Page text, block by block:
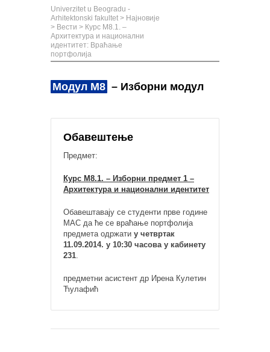
Univerzitet u Beogradu -
Arhitektonski fakultet > Најновије
> Вести > Курс М8.1. –
Архитектура и национални
идентитет: Враћање
портфолија
Модул М8 – Изборни модул
Обавештење
Предмет:
Курс М8.1. – Изборни предмет 1 –
Архитектура и национални идентитет
Обавештавају се студенти прве године
МАС да ће се враћање портфолија
предмета одржати у четвртак
11.09.2014. у 10:30 часова у кабинету
231.
предметни асистент др Ирена Кулетин
Ћулафић